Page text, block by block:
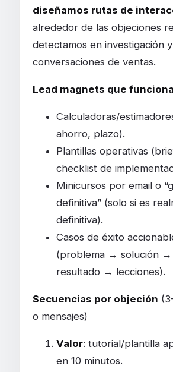
diseñamos rutas de
alrededor de las objeciones
detectamos en investigación
conversaciones de ventas.
Lead magnets que
Calculadoras/
ahorro, plazo).
Plantillas operativas
checklist de
Minicursos por email o
definitiva” (solo si es
definitiva).
Casos de éxito
(problema → solución →
resultado → lecciones).
Secuencias por objeción
o mensajes)
Valor: tutorial/plantilla
en 10 minutos.